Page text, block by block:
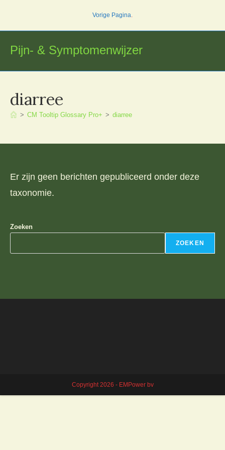
inhoud
Vorige Pagina.
Pijn- & Symptomenwijzer
diarree
> CM Tooltip Glossary Pro+ > diarree
Er zijn geen berichten gepubliceerd onder deze
taxonomie.
Zoeken
ZOEKEN
Copyright 2026 - EMPower bv